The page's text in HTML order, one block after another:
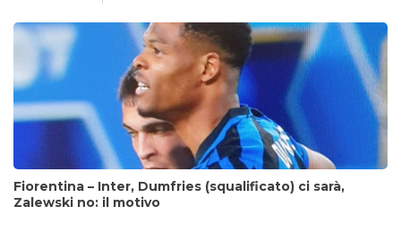
Fiorentina – Inter, Dumfries (squalificato) ci sarà,
Zalewski no: il motivo